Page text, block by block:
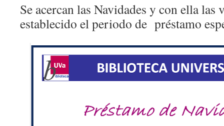
Se acercan las Navidades y con ella las
establecido el periodo de préstamo